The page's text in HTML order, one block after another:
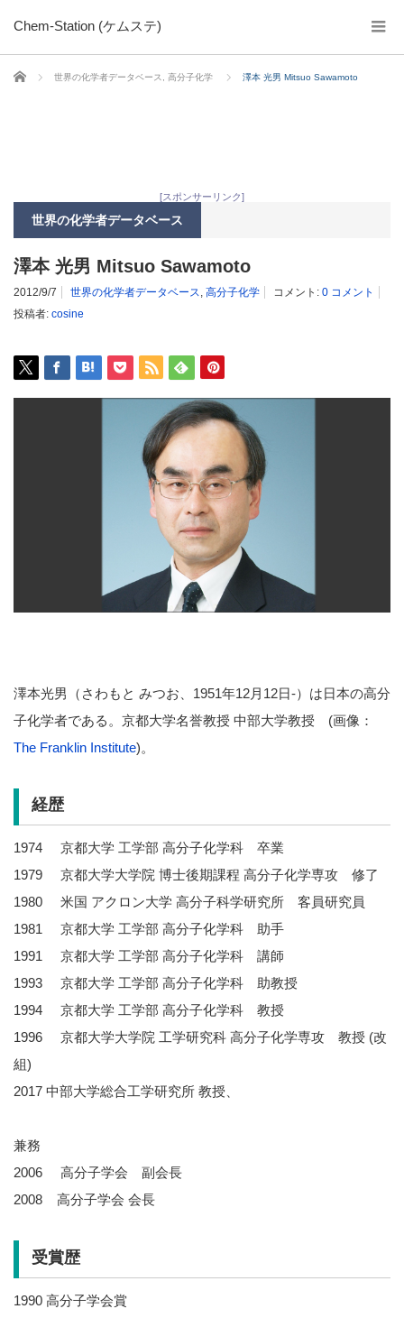
Chem-Station (ケムステ)
ホーム 世界の化学者データベース 高分子化学 澤本 光男 Mitsuo Sawamoto
[スポンサーリンク]
世界の化学者データベース
澤本 光男 Mitsuo Sawamoto
2012/9/7 世界の化学者データベース, 高分子化学 コメント: 0 コメント
投稿者: cosine
澤本光男（さわもと みつお、1951年12月12日-）は日本の高分
子化学者である。京都大学名誉教授 中部大学教授 (画像：
The Franklin Institute)。
経歴
1974 京都大学 工学部 高分子化学科 卒業
1979 京都大学大学院 博士後期課程 高分子化学専攻 修了
1980 米国 アクロン大学 高分子科学研究所 客員研究員
1981 京都大学 工学部 高分子化学科 助手
1991 京都大学 工学部 高分子化学科 講師
1993 京都大学 工学部 高分子化学科 助教授
1994 京都大学 工学部 高分子化学科 教授
1996 京都大学大学院 工学研究科 高分子化学専攻 教授 (改
組)
2017 中部大学総合工学研究所 教授、
兼務
2006 高分子学会 副会長
2008 高分子学会 会長
受賞歴
1990 高分子学会賞